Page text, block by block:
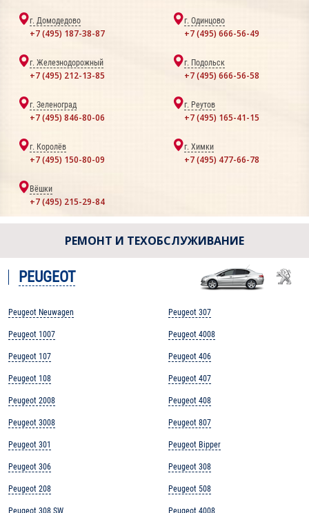
г. Домодедово
+7 (495) 187-38-87
г. Одинцово
+7 (495) 666-56-49
г. Железнодорожный
+7 (495) 212-13-85
г. Подольск
+7 (495) 666-56-58
г. Зеленоград
+7 (495) 846-80-06
г. Реутов
+7 (495) 165-41-15
г. Королёв
+7 (495) 150-80-09
г. Химки
+7 (495) 477-66-78
Вёшки
+7 (495) 215-29-84
РЕМОНТ И ТЕХОБСЛУЖИВАНИЕ
PEUGEOT
Peugeot Neuwagen
Peugeot 1007
Peugeot 107
Peugeot 108
Peugeot 2008
Peugeot 3008
Peugeot 301
Peugeot 306
Peugeot 208
Peugeot 308 SW
Peugeot 307
Peugeot 4008
Peugeot 406
Peugeot 407
Peugeot 408
Peugeot 807
Peugeot Bipper
Peugeot 308
Peugeot 508
Peugeot 4008